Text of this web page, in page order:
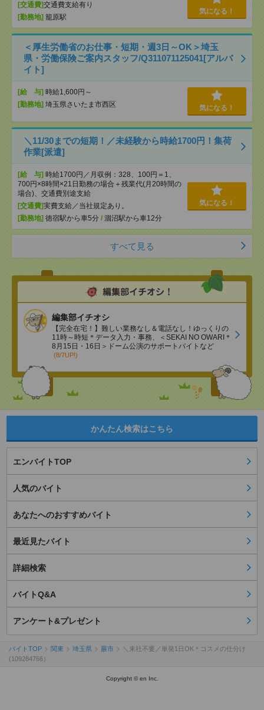
[交通費]交通費支給有り
[勤務地] 籠原駅
気になる！
＜厚生労働省のお仕事・短期・週3日～OK＞埼玉
県・労働保険ご案内スタッフ/Q311071125041[アルバ
イト]
[給 与] 時給1,600円～
[勤務地] 埼玉県さいたま市西区 気になる！
＼11/30までの短期！／未経験から時給1700円！集荷
作業[派遣]
[給 与] 時給1700円／月収例：328、100円＝1、
700円×8時間×21日勤務の場合＋残業代(月20時間の
場合)、交通費別途支給
[交通費]実費支給／当社規定あり。
[勤務地] 徳宿駅から車5分 / 涸沼駅から車12分
気になる！
すべて見る
編集部イチオシ
【完全在宅！】難しい業務なし＆電話なし！ゆっくりの
11時～時短＊データ入力・事務、＜SEKAI NO OWARI＊
8月15日・16日＞ドーム公演のサポートバイトなど
(8/7UP!)
かんたん検索はこちら
エンバイトTOP
人気のバイト
あなたへのおすすめバイト
最近見たバイト
詳細検索
バイトQ&A
アンケート&プレゼント
バイトTOP 関東 埼玉県 蕨市
＼来社不要／単発1日OK＊コスメの仕分け
(109284766）
Copyright © en Inc.